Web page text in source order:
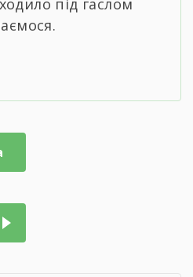
під гаслом